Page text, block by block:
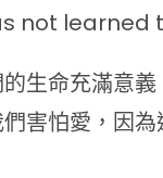
not learned
生命充滿意
害怕愛，因